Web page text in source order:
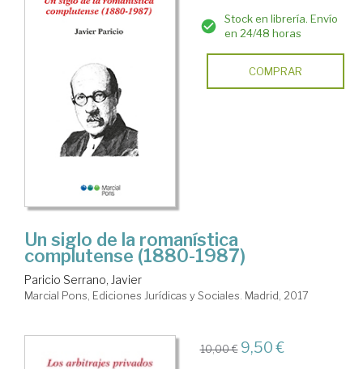
Stock en librería. Envío
en 24/48 horas
COMPRAR
Un siglo de la romanística
complutense (1880-1987)
Paricio Serrano, Javier
Marcial Pons, Ediciones Jurídicas y Sociales. Madrid, 2017
10,00 € 9,50 €